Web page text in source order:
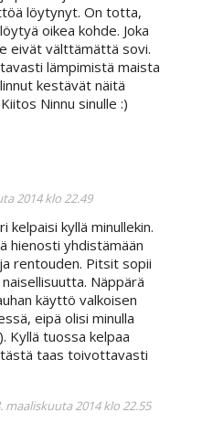
löytynyt. On totta,
oikea kohde. Joka
eivät välttämättä sovi.
lämpimistä maista
kestävät näitä
Ninnu sinulle :)
2014 klo 22.49
kelpaisi kyllä minullekin.
hienosti yhdistämään
rentouden. Pitsit sopii
Näppärä
käyttö valkoisen
eipä olisi minulla
Kyllä tuossa kelpaa
tästä taas toivottavasti
maaliskuuta 2014 klo 22.55